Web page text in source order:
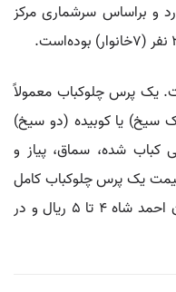
و براساس سرشماری مرکز
یک پرس چلوکباب معمولاً
سیخ) یا کوبیده (دو سیخ)
کباب شده، سماق، پیاز و
یک پرس چلوکباب کامل
در زمان ناصرالدین‌شاه ۳ قران، در زمان احمد شاه ۴ تا ۵ ریال و در